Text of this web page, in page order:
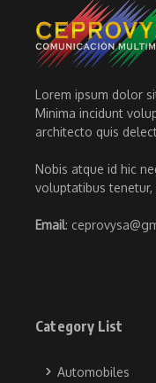
Lorem ipsum dolor
Minima incidunt
architecto quis
Nobis atque id hic
voluptatibus tenetur,
Email:
Category List
Automobiles